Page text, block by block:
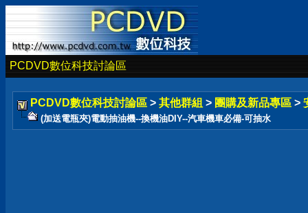
PCDVD數位科技討論區
PCDVD數位科技討論區 > 其他群組 > 團購及新品專區 >
(加送電瓶夾)電動抽油機--換機油DIY--汽車機車必備-可抽水